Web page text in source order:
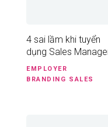
4 sai lầm khi tuyển
dụng Sales
EMPLOYER
BRANDING SALES